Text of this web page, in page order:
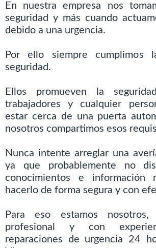
En nuestra empresa nos
seguridad y más cuando
debido a una urgencia.
Por ello siempre cumplimos
seguridad.
Ellos promueven la
trabajadores y cualquier
estar cerca de una puerta
nosotros compartimos esos
Nunca intente arreglar una
ya que probablemente no
conocimientos e información
hacerlo de forma segura y con
Para eso estamos nosotros,
profesional y con
reparaciones de urgencia 24